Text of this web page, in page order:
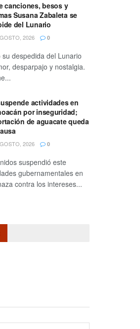
canciones, besos y
Susana Zabaleta se
del Lunario
2026 0
despedida del Lunario
desparpajo y nostalgia.
actividades en
por inseguridad;
de aguacate queda
2026 0
suspendió este
gubernamentales en
contra los intereses...